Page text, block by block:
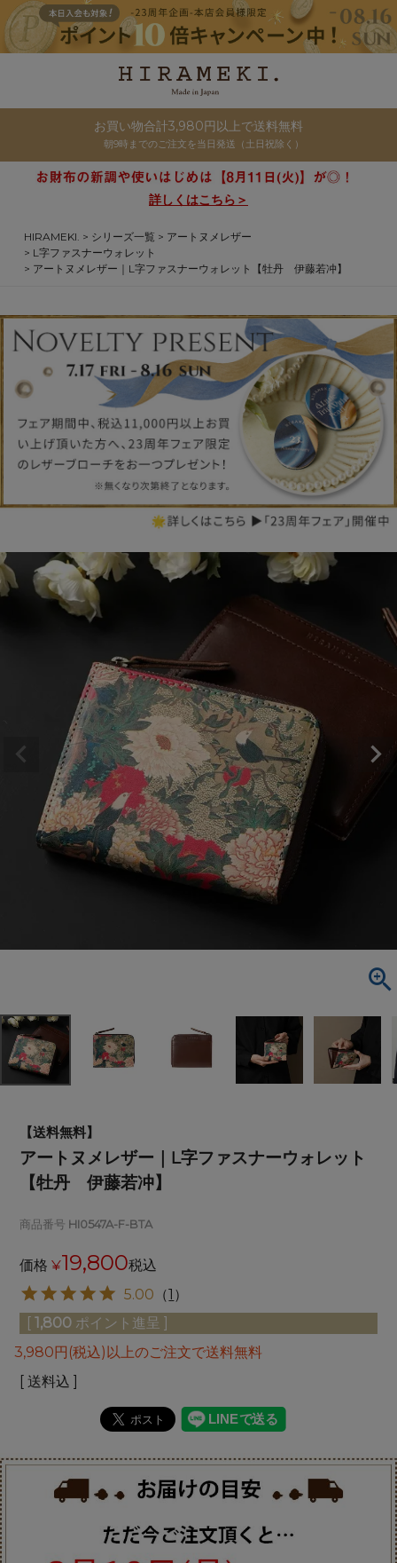
お買い物合計3,980円以上で送料無料
朝9時までのご注文を当日発送（土日祝除く）
詳しくはこちら＞
HIRAMEKI. シリーズ一覧
アートヌメレザー
L字ファスナーウォレット
アートヌメレザー｜L字ファスナーウォレット【牡丹 伊藤若冲】
【送料無料】
アートヌメレザー｜L字ファスナーウォレット
【牡丹 伊藤若冲】
商品番号 HI0547A-F-BTA
価格 ¥19,800税込
5.00 （1 ）
[ 1,800 ポイント進呈 ]
3,980円(税込)以上のご注文で送料無料
送料込